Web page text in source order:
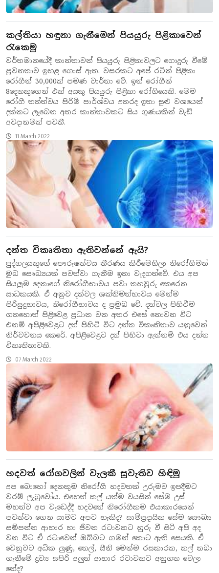
කල්තියා හඳුනා ගැනීමෙන් පියයුරු පිළිකාවෙන්
රැකෙමු
වර්තමානයේදී කාන්තාවන් පියයුරු පිළිකාවලට ගොදුරු වීමේ
ප්‍රවනතාව ඉහළ ගොස් ඇත. වසරකට අපේ රටින් පිළිකා
රෝගීන් 30,000ක් පමණ වාර්තා වේ. ඉන් රෝගීන්
8දෙනකුගෙන් එක් අයකු පියයුරු පිළිකා රෝගියෙකි. මෙම
රෝගී තත්ත්වය පිරිමි පාර්ශ්වය අතරද ඉතා සුළු වශයෙන්
දක්නට ලැබෙන අතර කාන්තාවකට සිය ගුණයකින් වැඩි
අවදානමක් පවතී.
11 March 2022
දන්ත විකෘතිතා ඇතිවන්නේ ඇයි?
පුද්ගලයකුගේ පෞරුෂත්වය තීරණය කිරීමෙහිලා නිරෝගිමත්
මුඛ සෞඛ්‍යයක් පවත්වා ගැනීම ඉතා වැදගත්වේ. එය අප
සියලුම දෙනාගේ නිරෝගීභාවය පවා තහවුරු කෙරෙන
සාධකයකි. ඒ අනුව දත්වල ශක්තිමත්භාවය මෙන්ම
පිරිසුදුභාවය, නිරෝගීභාවය ද ප්‍රමුඛ වේ. දත්වල පිහිටීම
ගතහොත් පිළිවෙළ ප්‍රධාන වන අතර එසේ නොවන විට
එනම් අපිළිවෙළට දත් පිහිටි විට දන්ත විකෘතිතාව යනුවෙන්
නිර්වචනය කෙරේ. අපිළිවෙළට දත් පිහිටා ඇත්නම් එය දන්ත
විකෘතිතාවකි.
07 March 2022
හදවත් රෝගවලින් වැලකී සුවැතිව හිඳිමු
අප බොහෝ දෙනකුම නිරෝගී හදවතක් උරුමව ඉපදීමට
වරම් ලැබුවෝය. එහෙත් කල් යත්ම වයසින් සේම උස්
මහත්ව අප වැඩෙද්දී හදවතේ නිරෝගීකම එයාකාරයෙන්
පවත්වා ගෙන යාමට අපට හැකිද? සාම්ප්‍රදායික සේම සෞඛ්‍ය
සම්පන්න ආහාර හා ජීවන රටාවකට හුරු වී සිටි අපි අද
වන විට ඒ රටාවෙන් ඔබ්බට ගමන් කොට ඇති සෙයකි. ඒ
වෙනුවට අධික ලුණු, තෙල්, සීනි මෙන්ම රසකාරක, කල් තබා
ගැනීමේ ද්‍රව්‍ය සපිරි අලුත් ආහාර රටාවකට අනුගත වෙලා
නේද?